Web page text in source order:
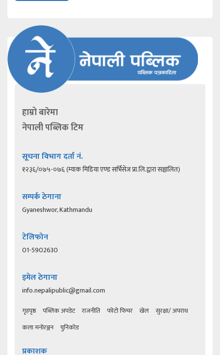
हाम्रो बारेमा
नेपाली पब्लिक टिम
सूचना विभाग दर्ता नं.
१२३६/०७५-०७६ (म्याक मिडिया एण्ड सर्भिसेज प्रा.लि.द्वारा सञ्चालित)
सम्पर्क ठेगाना
Gyaneshwor, Kathmandu
टेलिफोन
01-5902630
इमेल ठेगाना
info.nepalipublic@gmail.com
गृहपृष्ठ पब्लिक अपडेट राजनीति फोटो फिचर खेल
सुरक्षा/ अपराध
कला मनोरञ्जन
युनिकोड
प्रकाशक